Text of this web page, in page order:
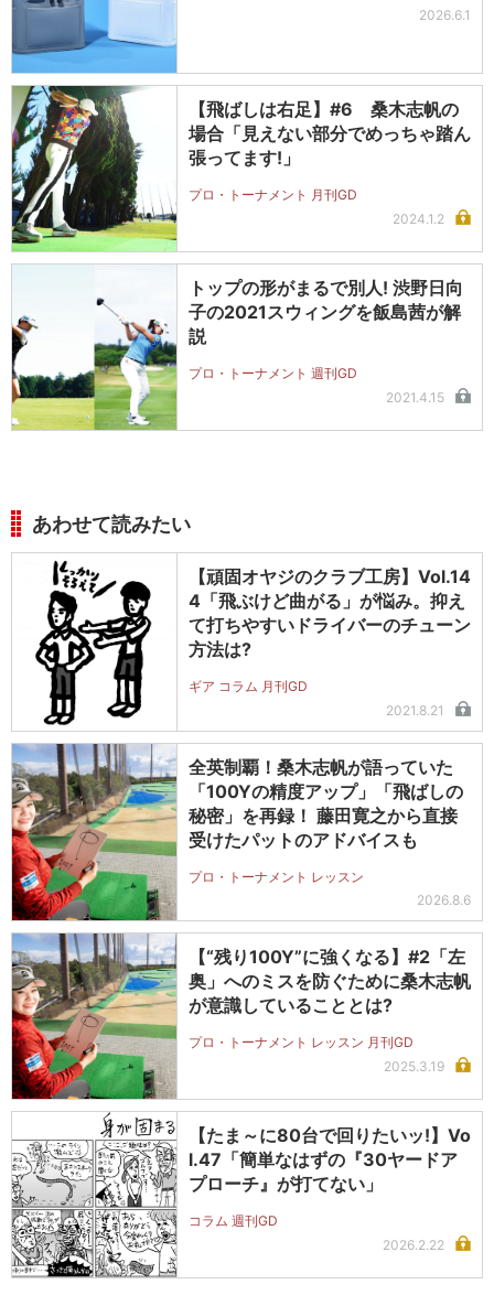
2026.6.1
【飛ばしは右足】#6 桑木志帆の
場合「見えない部分でめっちゃ踏ん
張ってます!」
プロ・トーナメント 月刊GD
2024.1.2
トップの形がまるで別人! 渋野日向
子の2021スウィングを飯島茜が解
説
プロ・トーナメント 週刊GD
2021.4.15
あわせて読みたい
【頑固オヤジのクラブ工房】Vol.14
4「飛ぶけど曲がる」が悩み。抑え
て打ちやすいドライバーのチューン
方法は?
ギア コラム 月刊GD
2021.8.21
全英制覇！桑木志帆が語っていた
「100Yの精度アップ」「飛ばしの
秘密」を再録！ 藤田寛之から直接
受けたパットのアドバイスも
プロ・トーナメント レッスン
2026.8.6
【“残り100Y”に強くなる】#2「左
奥」へのミスを防ぐために桑木志帆
が意識していることとは?
プロ・トーナメント レッスン 月刊GD
2025.3.19
【たま～に80台で回りたいッ!】Vo
l.47「簡単なはずの『30ヤードア
プローチ』が打てない」
コラム 週刊GD
2026.2.22